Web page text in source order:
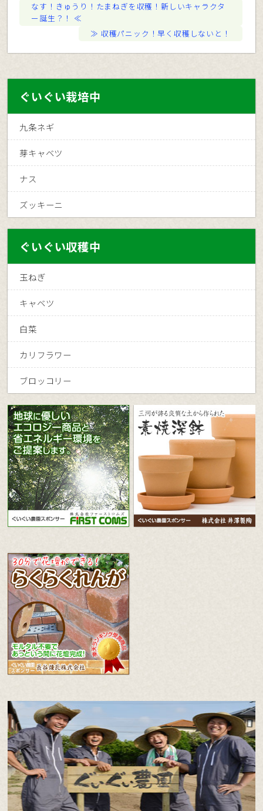
なす！きゅうり！たまねぎを収穫！新しいキャラクタ
ー誕生？！
収穫パニック！早く収穫しないと！
ぐいぐい栽培中
九条ネギ
芽キャベツ
ナス
ズッキーニ
ぐいぐい収穫中
玉ねぎ
キャベツ
白菜
カリフラワー
ブロッコリー